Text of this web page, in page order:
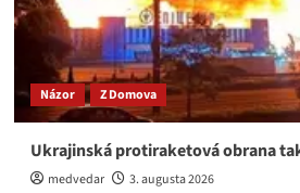
mimo
&
N-
ko
ako
jeho
čistič
Názor Z Domova
Ukrajinská protiraketová obrana
medvedar
3. augusta 2026